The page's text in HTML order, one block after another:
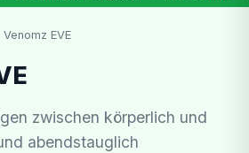
Venomz EVE
zwischen körperlich und
abendstauglich